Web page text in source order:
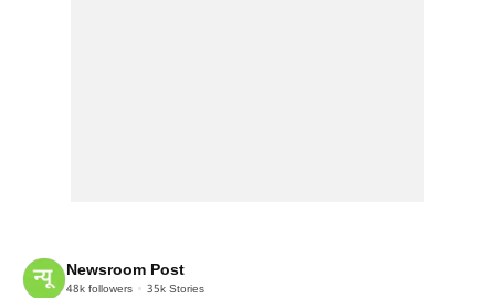
Newsroom Post
48k followers 35k Stories